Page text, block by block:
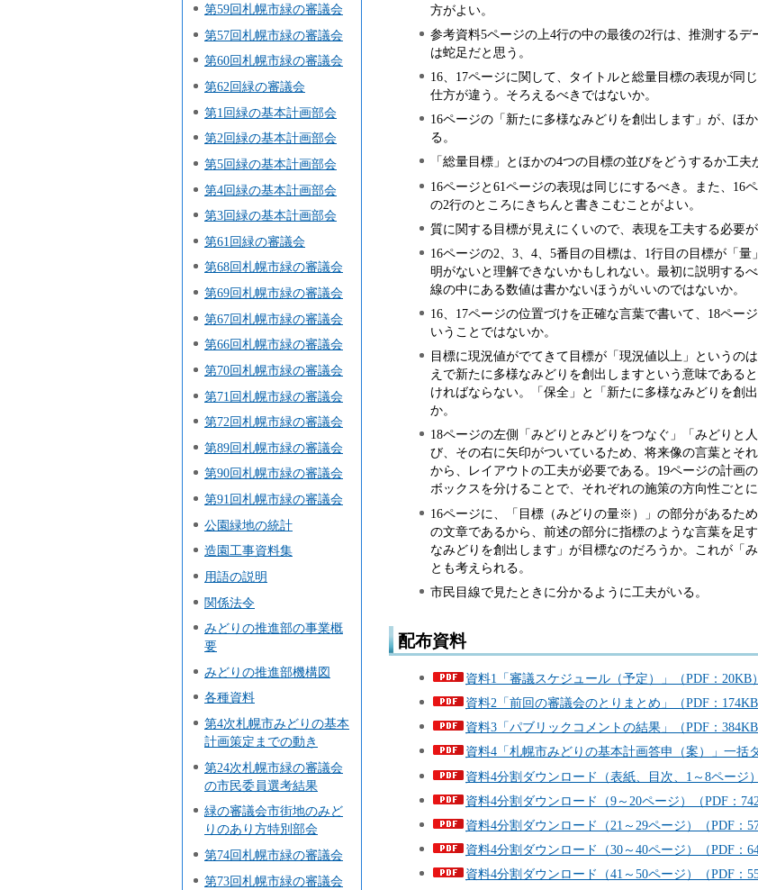
第59回札幌市緑の審議会
第57回札幌市緑の審議会
第60回札幌市緑の審議会
第62回緑の審議会
第1回緑の基本計画部会
第2回緑の基本計画部会
第5回緑の基本計画部会
第4回緑の基本計画部会
第3回緑の基本計画部会
第61回緑の審議会
第68回札幌市緑の審議会
第69回札幌市緑の審議会
第67回札幌市緑の審議会
第66回札幌市緑の審議会
第70回札幌市緑の審議会
第71回札幌市緑の審議会
第72回札幌市緑の審議会
第89回札幌市緑の審議会
第90回札幌市緑の審議会
第91回札幌市緑の審議会
公園緑地の統計
造園工事資料集
用語の説明
関係法令
みどりの推進部の事業概
要
みどりの推進部機構図
各種資料
第4次札幌市みどりの基本
計画策定までの動き
第24次札幌市緑の審議会
の市民委員選考結果
緑の審議会市街地のみど
りのあり方特別部会
第74回札幌市緑の審議会
第73回札幌市緑の審議会
方がよい。
参考資料5ページの上4行の中の最後の2行は、推測する
は蛇足だと思う。
16、17ページに関して、タイトルと総量目標の表現が同
仕方が違う。そろえるべきではないか。
16ページの「新たに多様なみどりを創出します」が、ほ
る。
「総量目標」とほかの4つの目標の並びをどうするか工夫
16ページと61ページの表現は同じにするべき。また、16
の2行のところにきちんと書きこむことがよい。
質に関する目標が見えにくいので、表現を工夫する必要が
16ページの2、3、4、5番目の目標は、1行目の目標が「
明がないと理解できないかもしれない。最初に説明する
線の中にある数値は書かないほうがいいのではないか。
16、17ページの位置づけを正確な言葉で書いて、18ペー
いうことではないか。
目標に現況値がでてきて目標が「現況値以上」というの
えで新たに多様なみどりを創出しますという意味である
ければならない。「保全」と「新たに多様なみどりを創
か。
18ページの左側「みどりとみどりをつなぐ」「みどりと
び、その右に矢印がついているため、将来像の言葉とそ
から、レイアウトの工夫が必要である。19ページの計画
ボックスを分けることで、それぞれの施策の方向性ごと
16ページに、「目標（みどりの量※）」の部分があるた
の文章であるから、前述の部分に指標のような言葉を足
なみどりを創出します」が目標なのだろうか。これが「
とも考えられる。
市民目線で見たときに分かるように工夫がいる。
配布資料
資料1「審議スケジュール（予定）」（PDF：20KB）
資料2「前回の審議会のとりまとめ」（PDF：174KB
資料3「パブリックコメントの結果」（PDF：384KB
資料4「札幌市みどりの基本計画答申（案）」一括
資料4分割ダウンロード（表紙、目次、1～8ページ
資料4分割ダウンロード（9～20ページ）（PDF：
資料4分割ダウンロード（21～29ページ）（PDF：
資料4分割ダウンロード（30～40ページ）（PDF：
資料4分割ダウンロード（41～50ページ）（PDF：